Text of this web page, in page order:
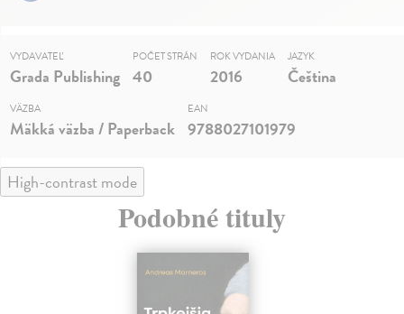
VYDAVATEĽ
Grada Publishing
POČET STRÁN
40
ROK VYDANIA
2016
JAZYK
Čeština
VÄZBA
Mäkká väzba / Paperback
EAN
9788027101979
High-contrast mode
Podobné tituly